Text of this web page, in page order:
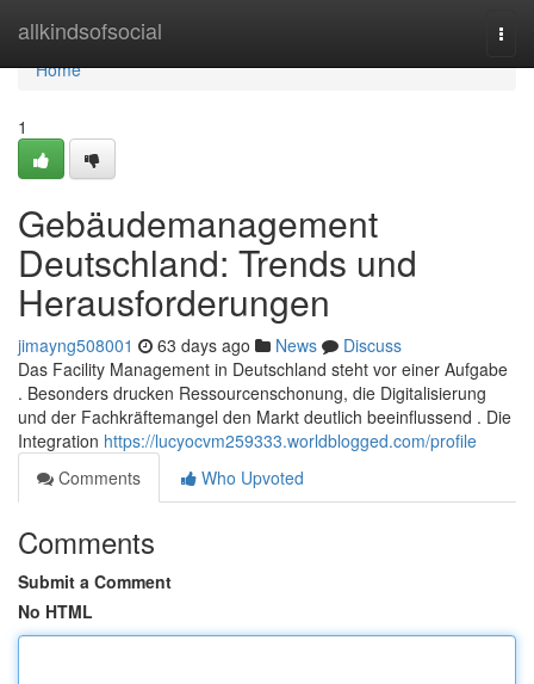
allkindsofsocial
Home
Home
1
Gebäudemanagement
Deutschland: Trends und
Herausforderungen
jimayng508001 63 days ago News
Discuss
Das Facility Management in Deutschland steht vor einer Aufgabe
. Besonders drucken Ressourcenschonung, die Digitalisierung
und der Fachkräftemangel den Markt deutlich beeinflussend . Die
Integration https://lucyocvm259333.worldblogged.com/profile
Comments
Who Upvoted
Comments
Submit a Comment
No HTML